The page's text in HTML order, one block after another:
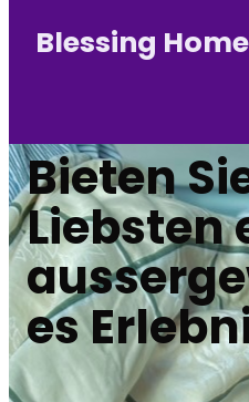
Blessing
Bieten
Liebsten
es